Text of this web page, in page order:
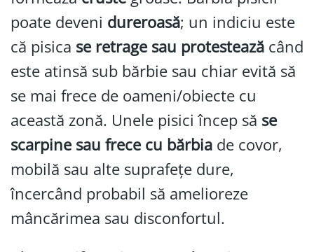
poate deveni dureroasă; un indiciu este
că pisica se retrage sau protestează când
este atinsă sub bărbie sau chiar evită să
se mai frece de oameni/obiecte cu
această zonă. Unele pisici încep să se
scarpine sau frece cu bărbia de covor,
mobilă sau alte suprafețe dure,
încercând probabil să amelioreze
mâncărimea sau disconfortul.